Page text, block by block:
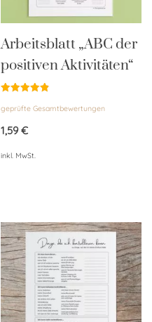
Arbeitsblatt „ABC der
positiven Aktivitäten“
mit
von 5
geprüfte Gesamtbewertungen
1,59€
inkl. MwSt.